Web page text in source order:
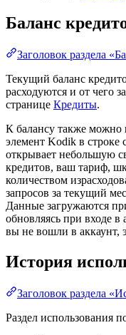
Баланс
Заголовок раздела
Текущий баланс
расходуются и от чего
странице Кредиты.
К балансу также можно
элемент Kodik в строке
открывает небольшую
кредитов, ваш тариф,
количеством
запросов за текущий
Данные загружаются
обновляясь при входе
вы не вошли в аккаунт,
История
Заголовок раздела
Раздел использования